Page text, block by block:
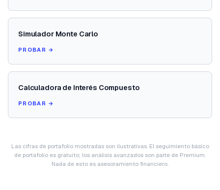
Simulador Monte Carlo
PROBAR →
Calculadora de Interés Compuesto
PROBAR →
Las cifras de portafolio mostradas son ilustrativas. El seguimiento básico
de portafolio es gratuito; los análisis avanzados son parte de Premium.
Nada de esto es asesoramiento financiero.